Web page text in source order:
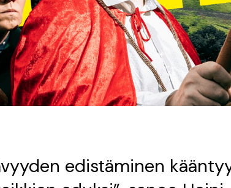
edistäminen